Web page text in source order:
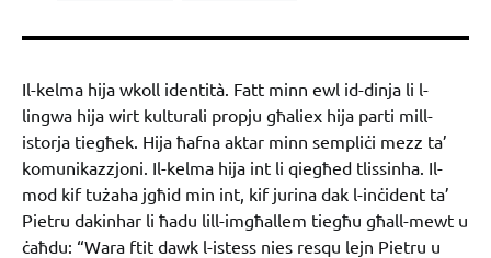
Il-kelma hija wkoll identità. Fatt minn ewl id-dinja li l-
lingwa hija wirt kulturali propju għaliex hija parti mill-
istorja tiegħek. Hija ħafna aktar minn sempliċi mezz ta’
komunikazzjoni. Il-kelma hija int li qiegħed tlissinha. Il-
mod kif tużaha jgħid min int, kif jurina dak l-inċident ta’
Pietru dakinhar li ħadu lill-imgħallem tiegħu għall-mewt u
ċaħdu: “Wara ftit dawk l-istess nies resqu lejn Pietru u